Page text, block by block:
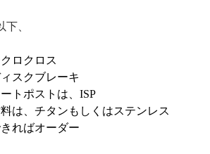
下、
ロクロス
スクブレーキ
トポストは、ISP
は、チタンもしくはステンレス
ればオーダー